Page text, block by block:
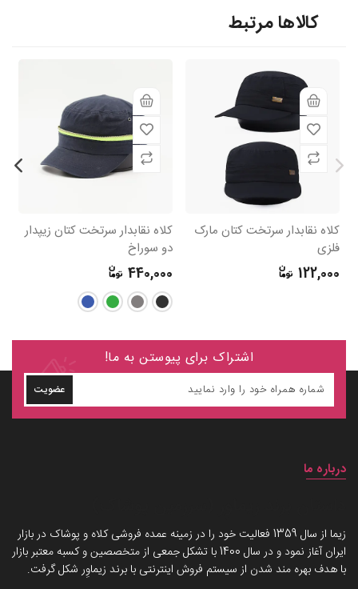
کالاها مرتبط
کلاه نقابدار سرتخت کتان مارک
فلزی
122,000
کلاه نقابدار سرتخت کتان زیپدار
دو سوراخ
440,000
اشتراک برای پیوستن به ما!
عضویت
درباره ما
زیما از سال 1359 فعالیت خود را در زمینه عمده فروشی کلاه و پوشاک در بازار
ایران آغاز نمود و در سال 1400 با تشکل جمعی از متخصصین و کسبه معتبر بازار
با هدف بهره مند شدن از سیستم فروش اینترنتی با برند زیماوِر شکل گرفت.